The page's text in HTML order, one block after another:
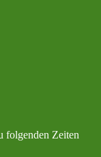
folgenden Zeiten